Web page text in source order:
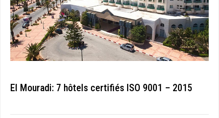
El Mouradi: 7 hôtels certifiés ISO 9001 – 2015